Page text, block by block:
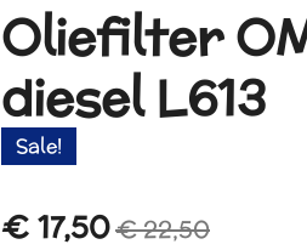
Oliefilter
diesel L613
Sale!
€ 17,50€ 22,50